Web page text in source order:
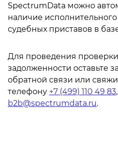
SpectrumData можно
наличие
судебных приставов в
Для проведения
задолженности оставьте
обратной связи или
телефону +7 (499) 110 49 83
b2b@spectrumdata.ru.